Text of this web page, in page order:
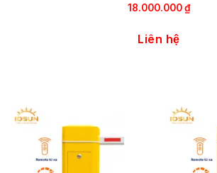
18.000.000₫
Liên hệ